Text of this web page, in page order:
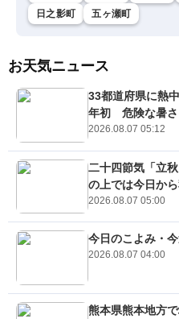
日之影町
五ヶ瀬町
お天気ニュース
33都道府県に熱
年初 危険な暑さ
2026.08.07 05:12
二十四節気「立
の上では今日か
2026.08.07 05:00
今日のこよみ・
2026.08.07 04:00
熊本県熊本地方